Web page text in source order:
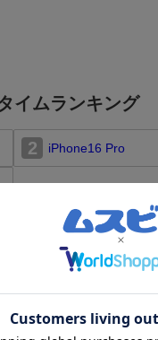
イムランキング
2 iPhone16 Pro